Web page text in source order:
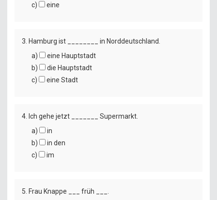
c)
eine
3. Hamburg ist ________ in Norddeutschland.
a)
eine Hauptstadt
b)
die Hauptstadt
c)
eine Stadt
4. Ich gehe jetzt _______ Supermarkt.
a)
in
b)
in den
c)
im
5. Frau Knappe ___ früh ___.